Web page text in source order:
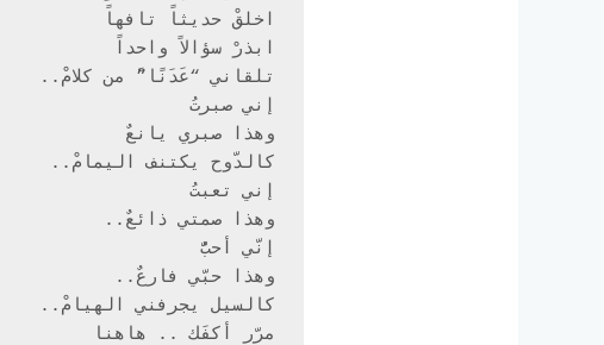
إني صبرتُ
إني تعبتُ
إنّي أحبُّ